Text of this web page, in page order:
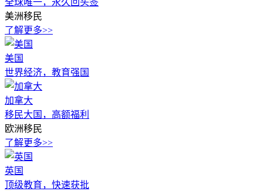
全球唯一，永久回头签
美洲移民
了解更多>>
美国
世界经济，教育强国
加拿大
移民大国，高额福利
欧洲移民
了解更多>>
英国
顶级教育，快速获批